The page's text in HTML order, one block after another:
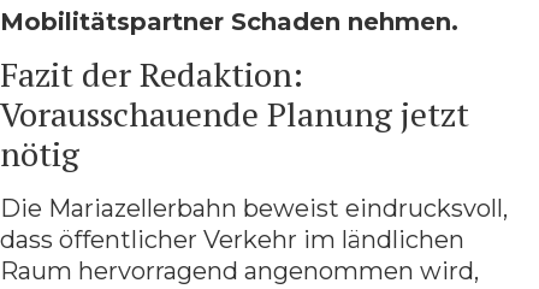
Mobilitätspartner Schaden nehmen.
Fazit der Redaktion:
Vorausschauende Planung jetzt
nötig
Die Mariazellerbahn beweist eindrucksvoll,
dass öffentlicher Verkehr im ländlichen
Raum hervorragend angenommen wird,